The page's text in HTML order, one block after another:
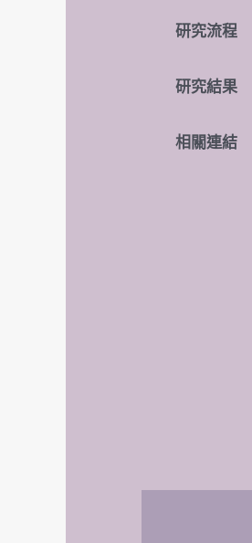
研究流程
研究結果
相關連結